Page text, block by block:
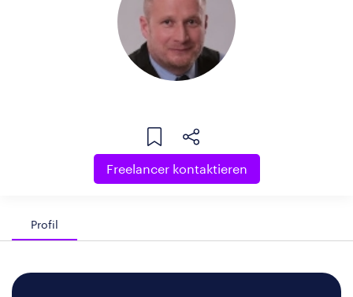
Freelancer kontaktieren
Profil